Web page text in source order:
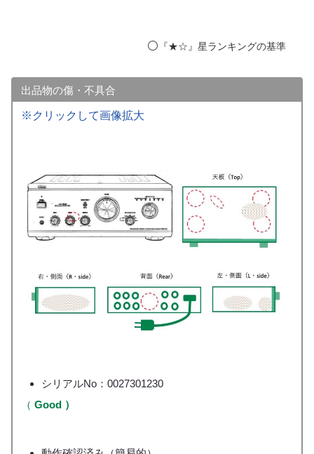
⚪️ 『★☆』星ランキングの基準
出品物の傷・不具合
※クリックして画像拡大
シリアルNo：0027301230
（ Good ）